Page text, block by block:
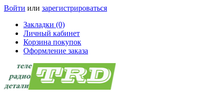
Войти или зарегистрироваться
Закладки (0)
Личный кабинет
Корзина покупок
Оформление заказа